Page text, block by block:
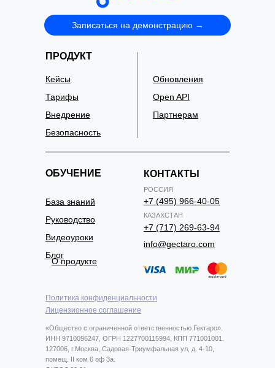
ПРОДУКТ
Внедрение
Безопасность
Обновления
ОБУЧЕНИЕ
Руководство
Видеоуроки
Open API
КОНТАКТЫ
+7 (495) 966-40-05
info@gectaro.com
Политика конфиденциальности
Кейсы
Тарифы
Лицензионное соглашение
«Общество с ограниченной ответственностью Гектаро».
ИНН 9710096247, ОГРН 1227700115994, КПП 771001001.
127006, г.Москва, Садовая-Триумфальная ул, д. 4-10,
помещ. II ком 6 оф 3а.
ОКВЭД 62.01
База знаний
Партнерам
Блог
О продукте
+7 (717) 269-63-94
Записаться на демонстрацию →
РОССИЯ
КАЗАХСТАН